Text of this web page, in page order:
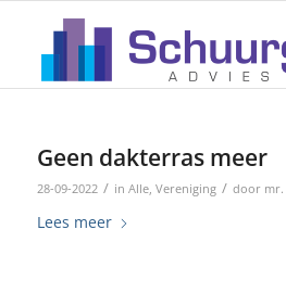
Geen dakterras meer
28-09-2022 / in Alle, Vereniging / door mr.
Lees meer